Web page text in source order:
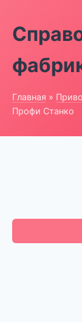
Главная »
Профи Станко